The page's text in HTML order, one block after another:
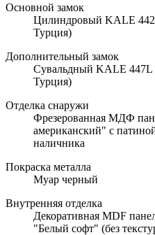
Основной замок
Цилиндровый KALE 442
Турция)
Дополнительный замок
Сувальдный KALE 447L
Турция)
Отделка снаружи
Фрезерованная МДФ
американский" с
наличника
Покраска металла
Муар черный
Внутренняя отделка
Декоративная MDF
"Белый софт" (без